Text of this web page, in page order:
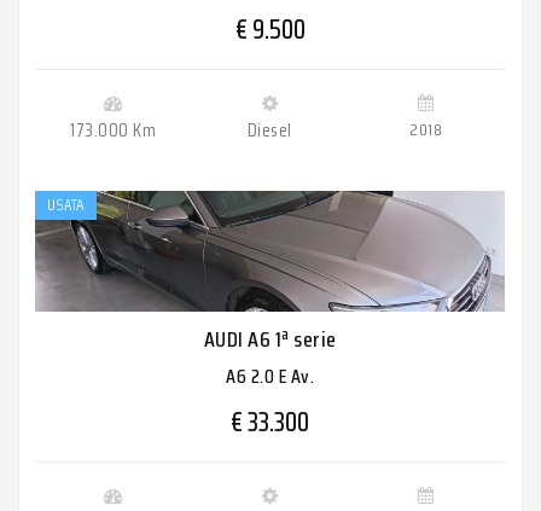
€ 9.500
173.000 Km Diesel 2018
USATA
AUDI A6 1ª serie
A6 2.0 E Av.
€ 33.300